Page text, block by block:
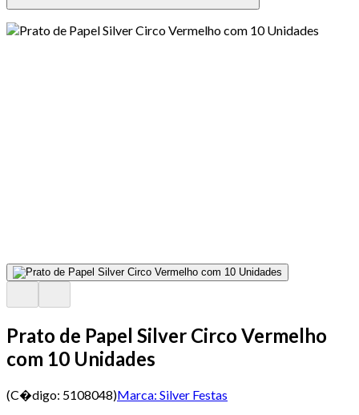
Prato de Papel Silver Circo Vermelho
com 10 Unidades
(C�digo: 5108048)Marca: Silver Festas